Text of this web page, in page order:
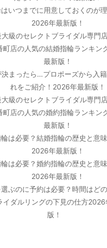
いつまでに用意しておくのが
2026年最新版！
級のセレクトブライダル専門
町店の人気の結婚指輪ランキン
最新版！
決まったら…プロポーズから入
れをご紹介！2026年最新版！
級のセレクトブライダル専門
町店の人気の婚約指輪ランキン
最新版！
は必要？結婚指輪の歴史と意
2026年最新版！
は必要？婚約指輪の歴史と意
2026年最新版！
ぶのに予約は必要？時間はど
イダルリングの下見の仕方
版！